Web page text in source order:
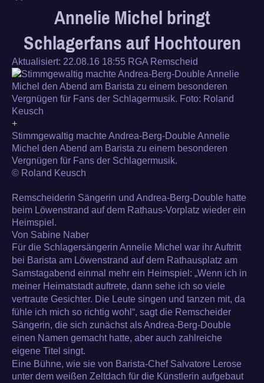
Annelie Michel bringt
Schlagerfans auf Hochtouren
Aktualisiert: 22.08.16 18:55 RGA Remscheid
+
Stimmgewaltig machte Andrea-Berg-Double Annelie
Michel den Abend am Barista zu einem besonderen
Vergnügen für Fans der Schlagermusik.
© Roland Keusch
Remscheiderin Sängerin und Andrea-Berg-Double hatte
beim Löwenstrand auf dem Rathaus-Vorplatz wieder ein
Heimspiel.
Von Sabine Naber
Für die Schlagersängerin Annelie Michel war ihr Auftritt
bei Barista am Löwenstrand auf dem Rathausplatz am
Samstagabend einmal mehr ein Heimspiel: „Wenn ich in
meiner Heimatstadt auftrete, dann sehe ich so viele
vertraute Gesichter. Die Leute singen und tanzen mit, da
fühle ich mich so richtig wohl“, sagt die Remscheider
Sängerin, die sich zunächst als Andrea-Berg-Double
einen Namen gemacht hatte, aber auch zahlreiche
eigene Titel singt.
Eine Bühne, wie sie von Barista-Chef Salvatore Lerose
unter dem weißen Zeltdach für die Künstlerin aufgebaut